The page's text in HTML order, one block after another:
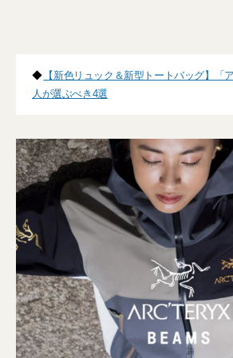
◆ 【新色リュック＆新型トートバッグ】「
人が選ぶべき4選